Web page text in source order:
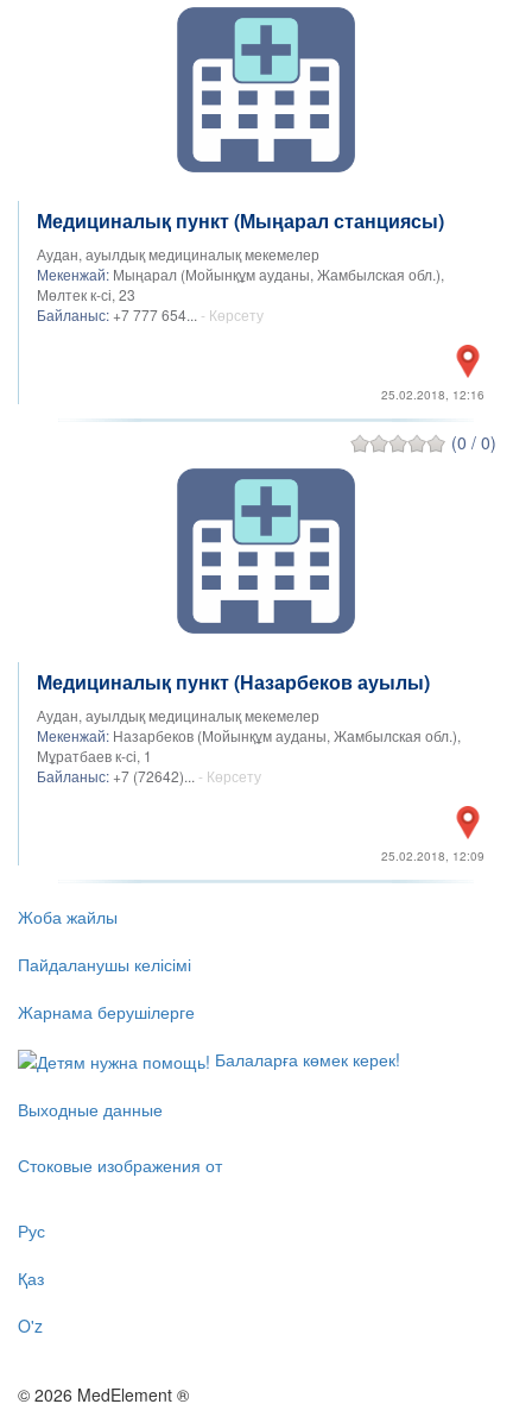
Медициналық пункт (Мыңарал станциясы)
Аудан, ауылдық медициналық мекемелер
Мекенжай: Мыңарал (Мойынқұм ауданы, Жамбылская обл.),
Мөлтек к-сі, 23
Байланыс: +7 777 654... - Көрсету
25.02.2018, 12:16
(0 / 0)
Медициналық пункт (Назарбеков ауылы)
Аудан, ауылдық медициналық мекемелер
Мекенжай: Назарбеков (Мойынқұм ауданы, Жамбылская обл.),
Мұратбаев к-сі, 1
Байланыс: +7 (72642)... - Көрсету
25.02.2018, 12:09
Жоба жайлы
Пайдаланушы келісімі
Жарнама берушілерге
Балаларға көмек керек!
Выходные данные
Стоковые изображения от
Рус
Қаз
O'z
© 2026 MedElement ®